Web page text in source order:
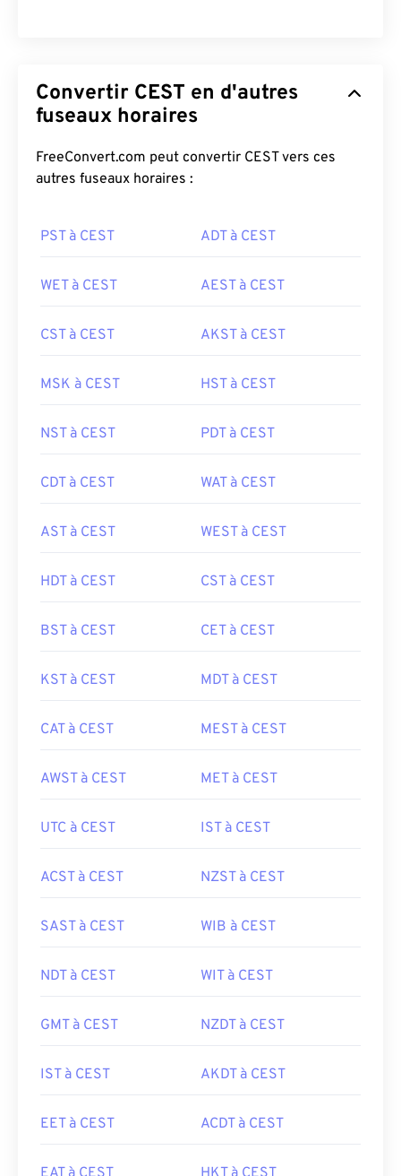
Convertir CEST en d'autres
fuseaux horaires
FreeConvert.com peut convertir CEST vers ces
autres fuseaux horaires :
PST à CEST ADT à CEST
WET à CEST AEST à CEST
CST à CEST AKST à CEST
MSK à CEST HST à CEST
NST à CEST PDT à CEST
CDT à CEST WAT à CEST
AST à CEST WEST à CEST
HDT à CEST CST à CEST
BST à CEST CET à CEST
KST à CEST MDT à CEST
CAT à CEST MEST à CEST
AWST à CEST MET à CEST
UTC à CEST IST à CEST
ACST à CEST NZST à CEST
SAST à CEST WIB à CEST
NDT à CEST WIT à CEST
GMT à CEST NZDT à CEST
IST à CEST AKDT à CEST
EET à CEST ACDT à CEST